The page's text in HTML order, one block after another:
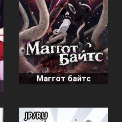
Маггот байтс
JP/RU